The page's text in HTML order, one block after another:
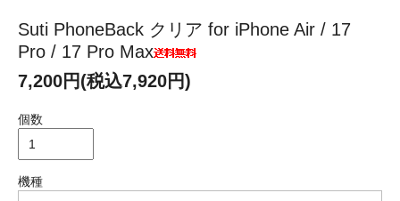
Suti PhoneBack クリア for iPhone Air / 17
Pro / 17 Pro Max
7,200円(税込7,920円)
個数
機種